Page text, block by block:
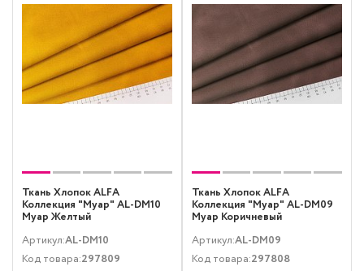
Ткань Хлопок ALFA
Коллекция "Муар" AL-DM10
Муар Желтый
Артикул:AL-DM10
Код товара:297809
Ткань Хлопок ALFA
Коллекция "Муар" AL-DM09
Муар Коричневый
Артикул:AL-DM09
Код товара:297808